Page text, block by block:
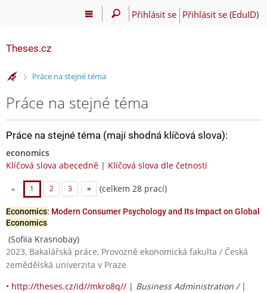
Přihlásit se Přihlásit se (EduID)
Theses.cz
>Práce na stejné téma
Práce na stejné téma
Práce na stejné téma (mají shodná klíčová slova):
economics
Klíčová slova abecedně | Klíčová slova dle četnosti
« 1 2 3 » (celkem 28 prací)
Economics: Modern Consumer Psychology and Its Impact on Global
Economics
(Sofiia Krasnobay)
2023, Bakalářská práce, Provozně ekonomická fakulta / Česká
zemědělská univerzita v Praze
• http://theses.cz/id//mkro8q// | Business Administration / |